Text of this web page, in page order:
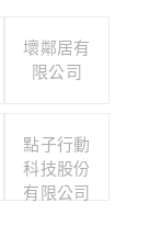
壞鄰居有
限公司
點子行動
科技股份
有限公司